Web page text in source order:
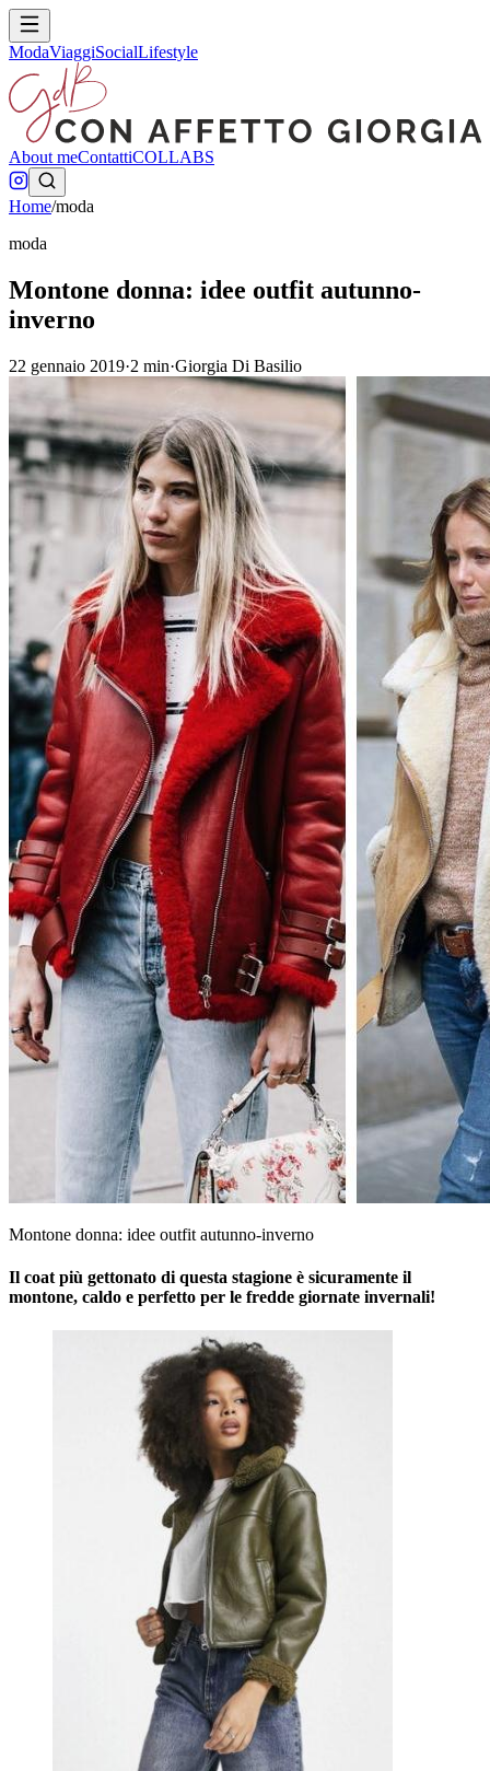
ModaViaggiSocialLifestyle
About meContattiCOLLABS
Home/moda
moda
Montone donna: idee outfit autunno-
inverno
22 gennaio 2019·2 min·Giorgia Di Basilio
Montone donna: idee outfit autunno-inverno
Il coat più gettonato di questa stagione è sicuramente il
montone, caldo e perfetto per le fredde giornate invernali!